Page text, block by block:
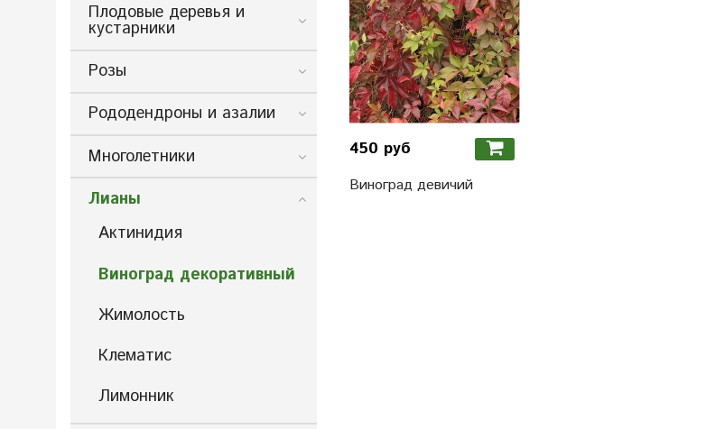
450 руб
Виноград девичий
Плодовые деревья и
кустарники
Розы
Рододендроны и азалии
Многолетники
Лианы
Актинидия
Виноград декоративный
Жимолость
Клематис
Лимонник